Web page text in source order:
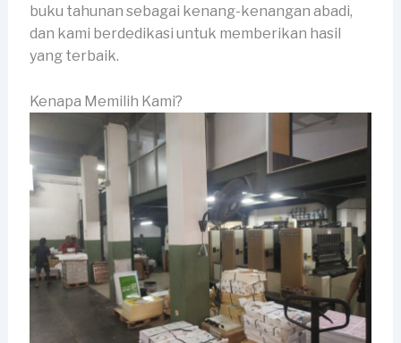
buku tahunan sebagai kenang-kenangan abadi,
dan kami berdedikasi untuk memberikan hasil
yang terbaik.
Kenapa Memilih Kami?